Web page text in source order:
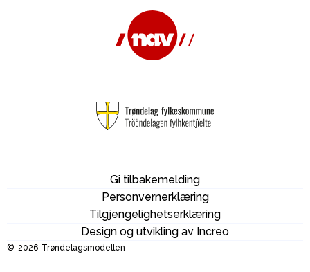
Gi tilbakemelding
Personvernerklæring
Tilgjengelighetserklæring
Design og utvikling av Increo
© 2026 Trøndelagsmodellen